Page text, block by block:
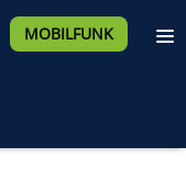
MOBILFUNK